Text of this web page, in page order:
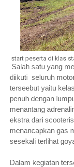
start peserta di klas
Salah satu yang
diikuti seluruh
terseebut yaitu
penuh dengan
menantang
ekstra dari
menancapkan gas
sesekali terlihat
Dalam kegiatan